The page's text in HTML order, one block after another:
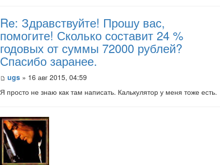
Re: Здравствуйте! Прошу вас,
помогите! Сколько составит 24 %
годовых от суммы 72000 рублей?
Спасибо заранее.
ugs » 16 авг 2015, 04:59
Я просто не знаю как там написать. Калькулятор у меня тоже есть.